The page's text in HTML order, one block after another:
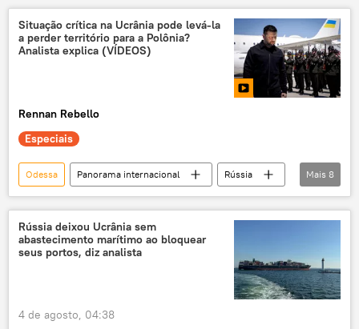
Situação crítica na Ucrânia pode levá-la
a perder território para a Polônia?
Analista explica (VÍDEOS)
Rennan Rebello
Especiais
Odessa Panorama internacional
Rússia
Vladimir Zelensky
Ucrânia
Polônia
exclusiva
Europa
Valery Zaluzhny
mar Negro
crise ucraniana
Mais 8
Rússia deixou Ucrânia sem
abastecimento marítimo ao bloquear
seus portos, diz analista
4 de agosto, 04:38